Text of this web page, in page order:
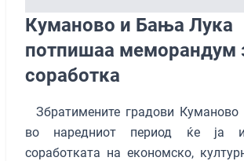
Куманово и Бања Лука
потпишаа меморандум
соработка
Збратимените градови
во наредниот период ќе ја
соработката на економско,